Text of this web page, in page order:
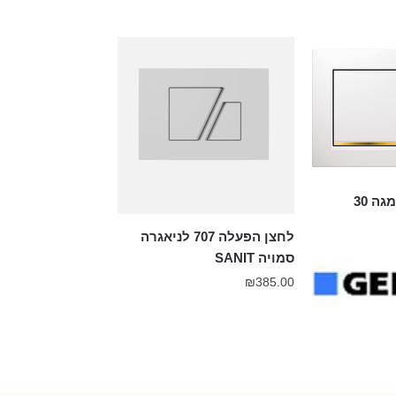
לחצן הפעלה אומגה 30
לחצן הפעלה 707 לניאגרה
סמויה SANIT
₪385.00